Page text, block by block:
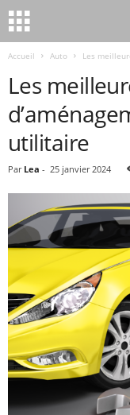
Accueil Auto Les
Les
utilitaire
Par Lea - 25 janvier 2024